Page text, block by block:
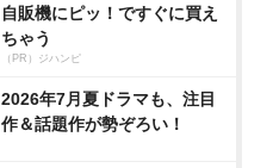
自販機にピッ！ですぐに買え
ちゃう
（PR）ジハンピ
2026年7月夏ドラマも、注目
作＆話題作が勢ぞろい！